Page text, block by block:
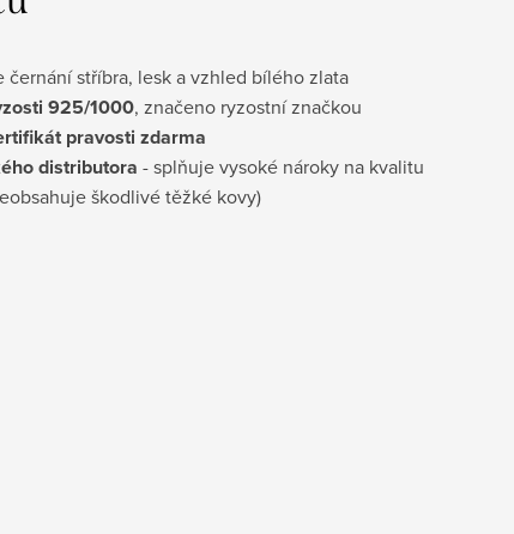
černání stříbra, lesk a vzhled bílého zlata
925/1000, značeno ryzostní značkou
pravosti zdarma
distributora - splňuje vysoké nároky na kvalitu
škodlivé těžké kovy)